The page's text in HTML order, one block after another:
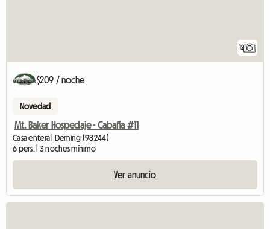
12
$209 / noche
Novedad
Mt. Baker Hospedaje - Cabaña #11
Casa entera | Deming (98244)
6 pers. | 3 noches mínimo
Ver anuncio